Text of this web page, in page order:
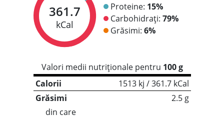
361.7
kCal
Proteine: 15%
Carbohidrați: 79%
Grăsimi: 6%
Valori medii nutriționale pentru 100 g
Calorii
1513 kj / 361.7 kCal
Grăsimi
2.5 g
din care